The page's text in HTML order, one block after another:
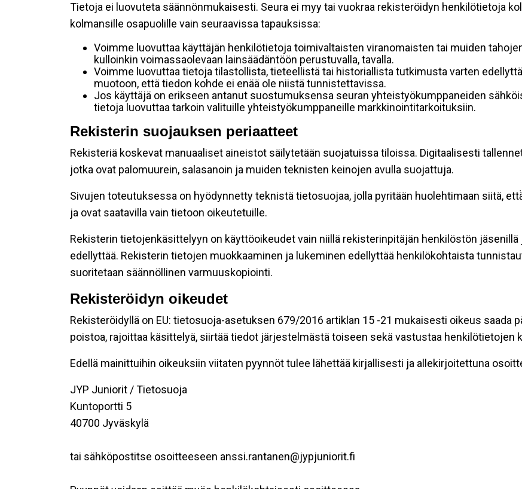
Tietoja ei luovuteta säännönmukaisesti. Seura ei myy tai vuokraa rekisteröidyn henkilötietoja
kolmansille osapuolille vain seuraavissa tapauksissa:
Voimme luovuttaa käyttäjän henkilötietoja toimivaltaisten viranomaisten tai muiden
kulloinkin voimassaolevaan lainsäädäntöön perustuvalla, tavalla.
Voimme luovuttaa tietoja tilastollista, tieteellistä tai historiallista tutkimusta varten
muotoon, että tiedon kohde ei enää ole niistä tunnistettavissa.
Jos käyttäjä on erikseen antanut suostumuksensa seuran yhteistyökumppaneiden
tietoja luovuttaa tarkoin valituille yhteistyökumppaneille markkinointitarkoituksiin.
Rekisterin suojauksen periaatteet
Rekisteriä koskevat manuaaliset aineistot säilytetään suojatuissa tiloissa. Digitaalisesti
jotka ovat palomuurein, salasanoin ja muiden teknisten keinojen avulla suojattuja.
Sivujen toteutuksessa on hyödynnetty teknistä tietosuojaa, jolla pyritään huolehtimaan siitä,
ja ovat saatavilla vain tietoon oikeutetuille.
Rekisterin tietojenkäsittelyyn on käyttöoikeudet vain niillä rekisterinpitäjän henkilöstön
edellyttää. Rekisterin tietojen muokkaaminen ja lukeminen edellyttää henkilökohtaista
suoritetaan säännöllinen varmuuskopiointi.
Rekisteröidyn oikeudet
Rekisteröidyllä on EU: tietosuoja-asetuksen 679/2016 artiklan 15 -21 mukaisesti oikeus saada
poistoa, rajoittaa käsittelyä, siirtää tiedot järjestelmästä toiseen sekä vastustaa henkilötietojen
Edellä mainittuihin oikeuksiin viitaten pyynnöt tulee lähettää kirjallisesti ja allekirjoitettuna
JYP Juniorit / Tietosuoja
Kuntoportti 5
40700 Jyväskylä
tai sähköpostitse osoitteeseen anssi.rantanen@jypjuniorit.fi